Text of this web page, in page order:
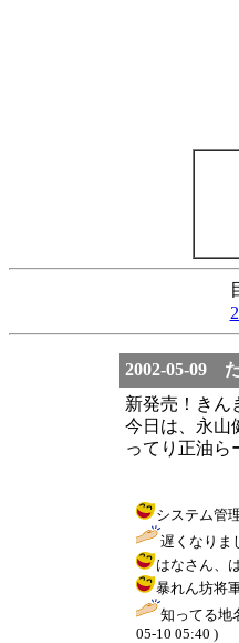
2002-05-09
新発売！き
今日は、永山
ってり正油ら
システム管
遅くなりま
はなさん、
暴れん坊将
知ってる地
05-10 05:40 )